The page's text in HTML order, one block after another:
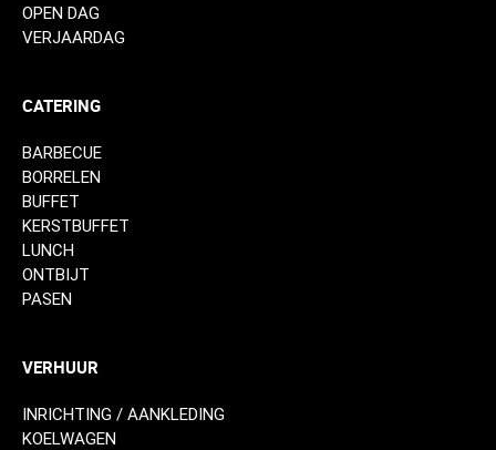
OPEN DAG
VERJAARDAG
CATERING
BARBECUE
BORRELEN
BUFFET
KERSTBUFFET
LUNCH
ONTBIJT
PASEN
VERHUUR
INRICHTING / AANKLEDING
KOELWAGEN